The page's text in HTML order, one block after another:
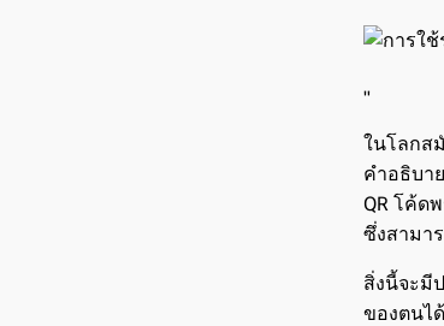
"
ในโลกส
คำอธิบา
QR โค้ด
ซึ่งสามา
สิ่งนี้จะมี
ของตนไ